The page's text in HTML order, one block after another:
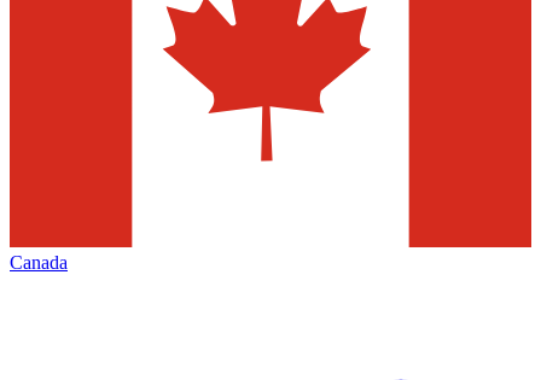
Canada